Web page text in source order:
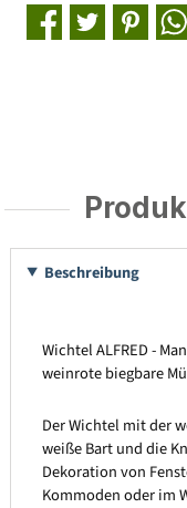
Beschreibung
Wichtel ALFRED -
weinrote biegbare
Der Wichtel mit der
weiße Bart und die
Dekoration von
Kommoden oder im